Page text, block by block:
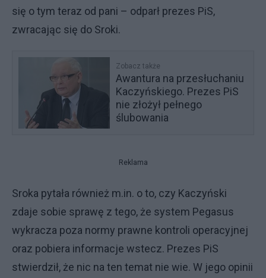
się o tym teraz od pani – odparł prezes PiS,
zwracając się do Sroki.
Zobacz także
Awantura na przesłuchaniu
Kaczyńskiego. Prezes PiS
nie złożył pełnego
ślubowania
Reklama
Sroka pytała również m.in. o to, czy Kaczyński
zdaje sobie sprawę z tego, że system Pegasus
wykracza poza normy prawne kontroli operacyjnej
oraz pobiera informacje wstecz. Prezes PiS
stwierdził, że nic na ten temat nie wie. W jego opinii